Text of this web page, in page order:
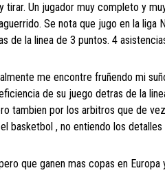
Un jugador muy completo y
Se nota que jugo en la liga
de la linea de 3 puntos. 4
me encontre fruñendo mi
de su juego detras de la
tambien por los arbitros que de
basketbol , no entiendo los
que ganen mas copas en